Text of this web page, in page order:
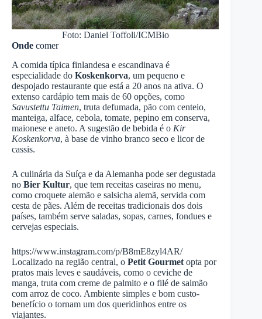
Foto: Daniel Toffoli/ICMBio
Onde comer
A comida típica finlandesa e escandinava é
especialidade do Koskenkorva, um pequeno e
despojado restaurante que está a 20 anos na ativa. O
extenso cardápio tem mais de 60 opções, como
Savustettu Taimen, truta defumada, pão com centeio,
manteiga, alface, cebola, tomate, pepino em conserva,
maionese e aneto. A sugestão de bebida é o Kir
Koskenkorva, à base de vinho branco seco e licor de
cassis.
A culinária da Suíça e da Alemanha pode ser degustada
no Bier Kultur, que tem receitas caseiras no menu,
como croquete alemão e salsicha alemã, servida com
cesta de pães. Além de receitas tradicionais dos dois
países, também serve saladas, sopas, carnes, fondues e
cervejas especiais.
https://www.instagram.com/p/B8mE8zyl4AR/
Localizado na região central, o Petit Gourmet opta por
pratos mais leves e saudáveis, como o ceviche de
manga, truta com creme de palmito e o filé de salmão
com arroz de coco. Ambiente simples e bom custo-
benefício o tornam um dos queridinhos entre os
viajantes.